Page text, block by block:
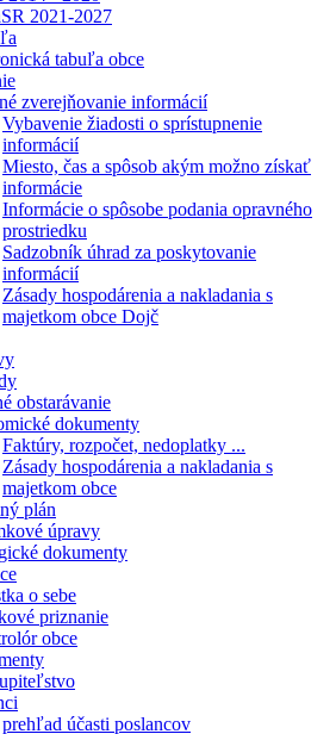
2021-2027
tabuľa obce
zverejňovanie informácií
Vybavenie žiadosti o sprístupnenie
informácií
Miesto, čas a spôsob akým možno získať
informácie
Informácie o spôsobe podania opravného
prostriedku
Sadzobník úhrad za poskytovanie
informácií
Zásady hospodárenia a nakladania s
majetkom obce Dojč
obstarávanie
dokumenty
Faktúry, rozpočet, nedoplatky ...
Zásady hospodárenia a nakladania s
majetkom obce
plán
úpravy
dokumenty
o sebe
priznanie
obce
prehľad účasti poslancov